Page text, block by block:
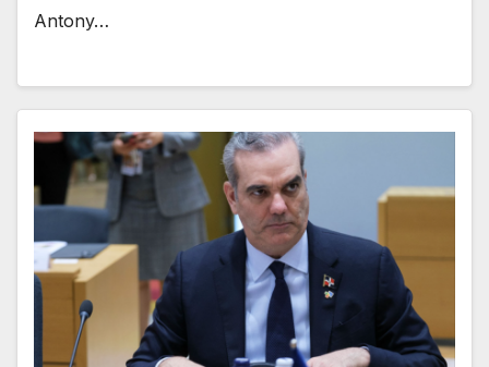
Antony…